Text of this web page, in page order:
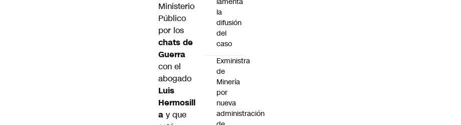
Ministerio
Público
por los
chats de
Guerra
con el
abogado
Luis
Hermosill
a y que
la
difusión
del
caso
Exministra
de
Minería
por
nueva
administración